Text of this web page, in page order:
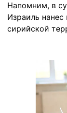
Напомним, в
Израиль нанес
сирийской